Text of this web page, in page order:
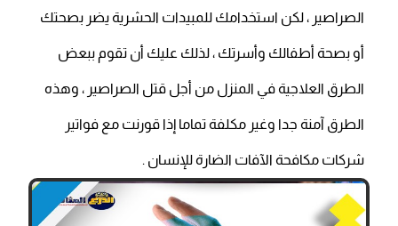
الصراصير ، لكن استخدامك للمبيدات الحشرية يضر بصحتك
أو بصحة أطفالك وأسرتك ، لذلك عليك أن تقوم ببعض
الطرق العلاجية في المنزل من أجل قتل الصراصير ، وهذه
الطرق آمنة جدا وغير مكلفة تماما إذا قورنت مع فواتير
شركات مكافحة الآفات الضارة للإنسان .